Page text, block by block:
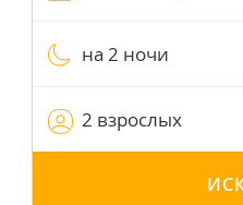
на 2 ночи
2 взрослых